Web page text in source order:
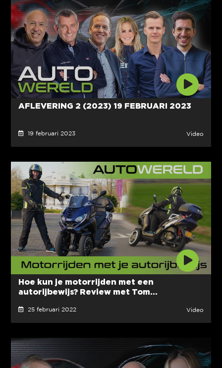
AFLEVERING 2 (2023) 19 FEBRUARI 2023
19 februari 2023 Video
Hoe kun je motorrijden met een
autorijbewijs? Review met Tom...
25 februari 2022 Video